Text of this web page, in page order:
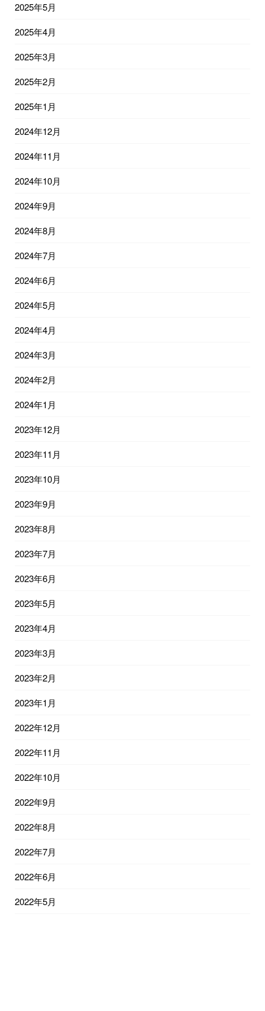
2025年5月
2025年4月
2025年3月
2025年2月
2025年1月
2024年12月
2024年11月
2024年10月
2024年9月
2024年8月
2024年7月
2024年6月
2024年5月
2024年4月
2024年3月
2024年2月
2024年1月
2023年12月
2023年11月
2023年10月
2023年9月
2023年8月
2023年7月
2023年6月
2023年5月
2023年4月
2023年3月
2023年2月
2023年1月
2022年12月
2022年11月
2022年10月
2022年9月
2022年8月
2022年7月
2022年6月
2022年5月